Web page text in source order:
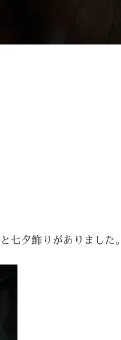
七夕飾りがありました。